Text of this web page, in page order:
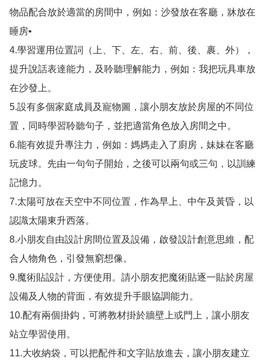
物品配合放於適當的房間中，例如：沙發放在客廳，牀放在
睡房•
4.學習運用位置詞（上、下、左、右、前、後、裹、外），
提升說話表達能力，及聆聽理解能力，例如：我把玩具車放
在沙發上。
5.設有多個家庭成員及寵物圖，讓小朋友放於房屋的不同位
置，同時學習聆聽句子，並把適當角色放入房間之中。
6.能有效提升專注力，例如：媽媽走入了廚房，妹妹在客廳
玩皮球。先由一句句子開始，之後可以兩句或三句，以訓練
記憶力。
7.太陽可放在天空中不同位置，作為早上、中午及黃昏，以
認識太陽東升西落。
8.小朋友自由設計房間位置及設備，啟發設計創意思維，配
合人物角色，引發無窮想像。
9.魔術貼設計，方便使用。請小朋友把魔術貼逐一貼於房屋
設備及人物的背面，有效提升手眼協調能力。
10.配有兩個掛鈎，可將教材掛於牆壁上或門上，讓小朋友
站立學習使用。
11.大收納袋，可以把配件和文字貼放進去，讓小朋友建立